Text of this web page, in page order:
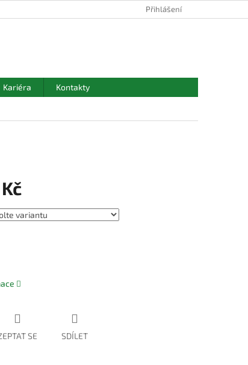
Přihlášení
Kariéra Kontakty
SE SDÍLET